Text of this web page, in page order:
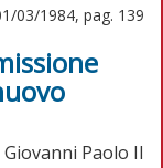
03/1984, pag. 139
Giovanni Paolo II